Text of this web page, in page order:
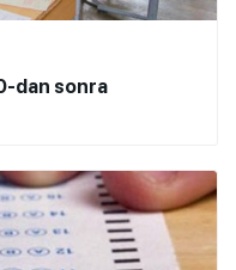
dan sonra